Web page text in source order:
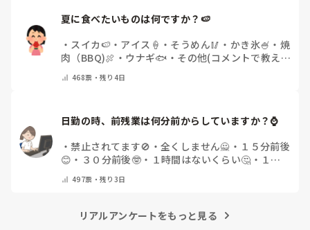
夏に食べたいものは何ですか？🍉
・ スイカ🍉 ・ アイス🍦 ・ そうめん🥢 ・ かき氷🍧 ・ 焼
肉（BBQ)🍖 ・ ウナギ🐟 ・ その他(コメントで教え
468票・残り4日
日勤の時、前残業は何分前からしていますか？⌚
・禁止されてます🚫 ・ 全くしません🙅 ・ １５分前後
😊 ・ ３０分前後🤓 ・ １時間はないくらい🤔 ・ １時
497票・残り3日
リアルアンケートをもっと見る